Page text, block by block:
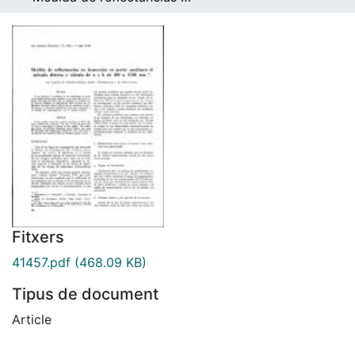
Fitxers
41457.pdf (468.09 KB)
Tipus de document
Article